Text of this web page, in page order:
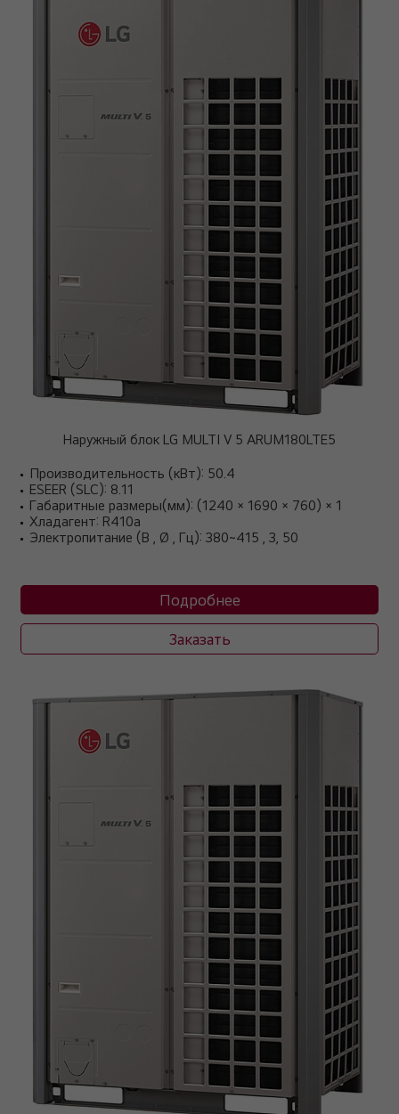
Наружный блок LG MULTI V 5 ARUM180LTE5
Производительность (кВт): 50.4
ESEER (SLC): 8.11
Габаритные размеры(мм): (1240 × 1690 × 760) × 1
Хладагент: R410a
Электропитание (В , Ø , Гц): 380~415 , 3, 50
Подробнее
Заказать